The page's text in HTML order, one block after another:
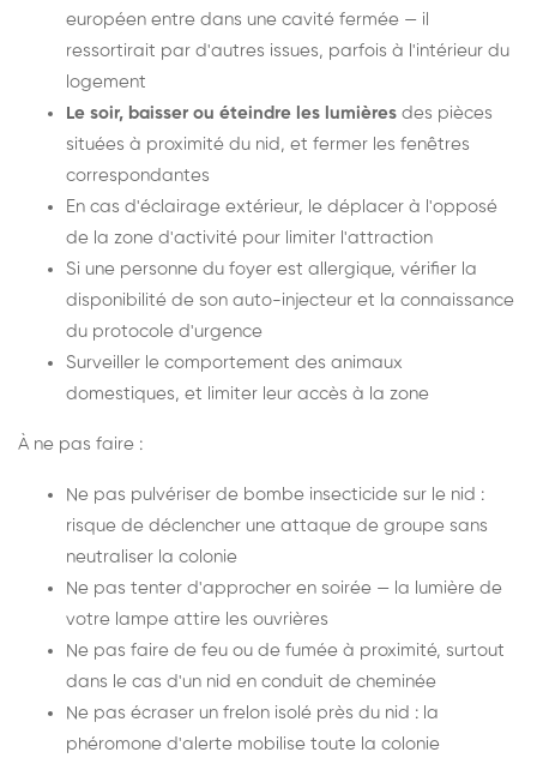
européen entre dans une cavité fermée — il
ressortirait par d'autres issues, parfois à l'intérieur du
logement
Le soir, baisser ou éteindre les lumières des pièces
situées à proximité du nid, et fermer les fenêtres
correspondantes
En cas d'éclairage extérieur, le déplacer à l'opposé
de la zone d'activité pour limiter l'attraction
Si une personne du foyer est allergique, vérifier la
disponibilité de son auto-injecteur et la connaissance
du protocole d'urgence
Surveiller le comportement des animaux
domestiques, et limiter leur accès à la zone
À ne pas faire :
Ne pas pulvériser de bombe insecticide sur le nid :
risque de déclencher une attaque de groupe sans
neutraliser la colonie
Ne pas tenter d'approcher en soirée — la lumière de
votre lampe attire les ouvrières
Ne pas faire de feu ou de fumée à proximité, surtout
dans le cas d'un nid en conduit de cheminée
Ne pas écraser un frelon isolé près du nid : la
phéromone d'alerte mobilise toute la colonie